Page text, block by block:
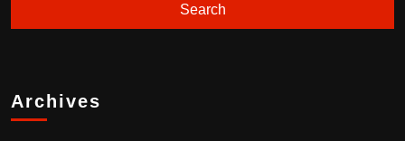
Archives